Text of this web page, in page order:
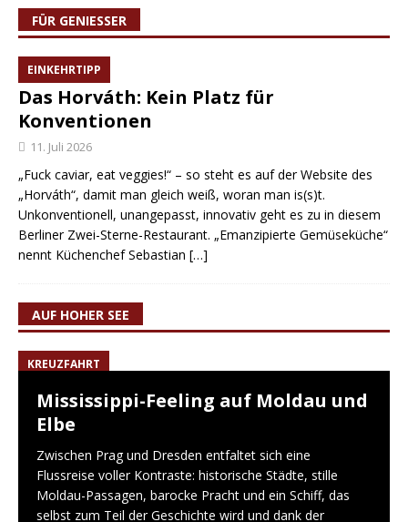
FÜR GENIESSER
EINKEHRTIPP
Das Horváth: Kein Platz für
Konventionen
11. Juli 2026
„Fuck caviar, eat veggies!“ – so steht es auf der Website des
„Horváth“, damit man gleich weiß, woran man is(s)t.
Unkonventionell, unangepasst, innovativ geht es zu in diesem
Berliner Zwei-Sterne-Restaurant. „Emanzipierte Gemüseküche“
nennt Küchenchef Sebastian […]
AUF HOHER SEE
KREUZFAHRT
Mississippi-Feeling auf Moldau und
Elbe
Zwischen Prag und Dresden entfaltet sich eine
Flussreise voller Kontraste: historische Städte, stille
Moldau-Passagen, barocke Pracht und ein Schiff, das
selbst zum Teil der Geschichte wird und dank der